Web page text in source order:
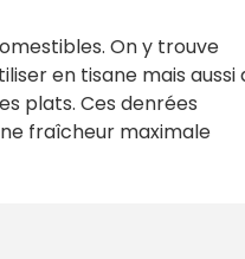
On y trouve
en tisane mais aussi
plats. Ces denrées
fraîcheur maximale